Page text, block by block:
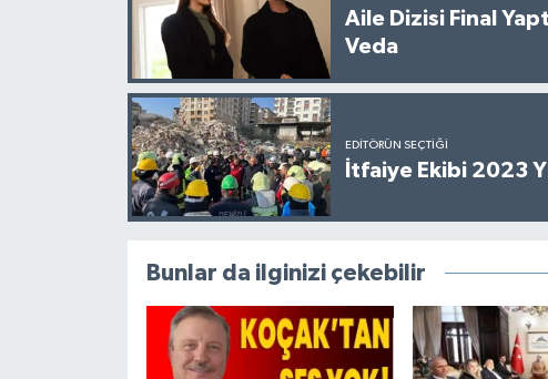
Aile Dizisi Final
Veda
EDITÖRÜN SEÇTIĞI
İtfaiye Ekibi 2023
Bunlar da ilginizi çekebilir